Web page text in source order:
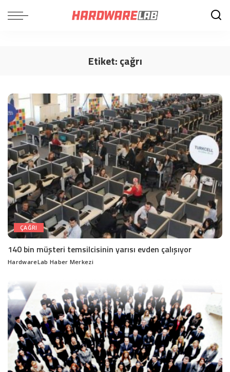
Etiket:çağrı
ÇAĞRI
140 bin müşteri temsilcisinin yarısı evden çalışıyor
Posted
HardwareLab Haber Merkezi